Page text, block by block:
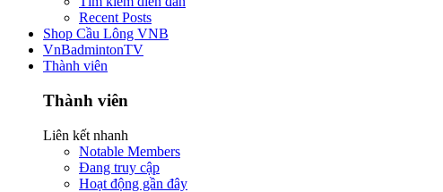
Recent Posts
Shop Cầu Lông VNB
VnBadmintonTV
Thành viên
Thành viên
Liên kết nhanh
Notable Members
Đang truy cập
Hoạt động gần đây